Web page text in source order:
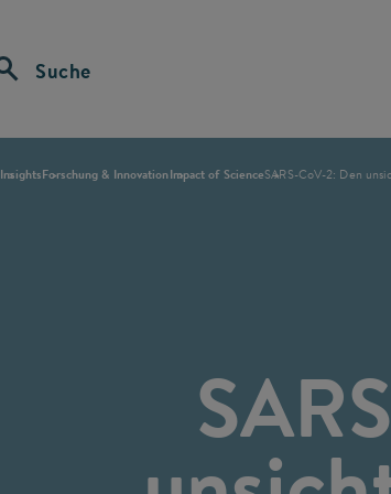
Suche
InsightsForschung & InnovationImpact of ScienceSARS-CoV-2: Den